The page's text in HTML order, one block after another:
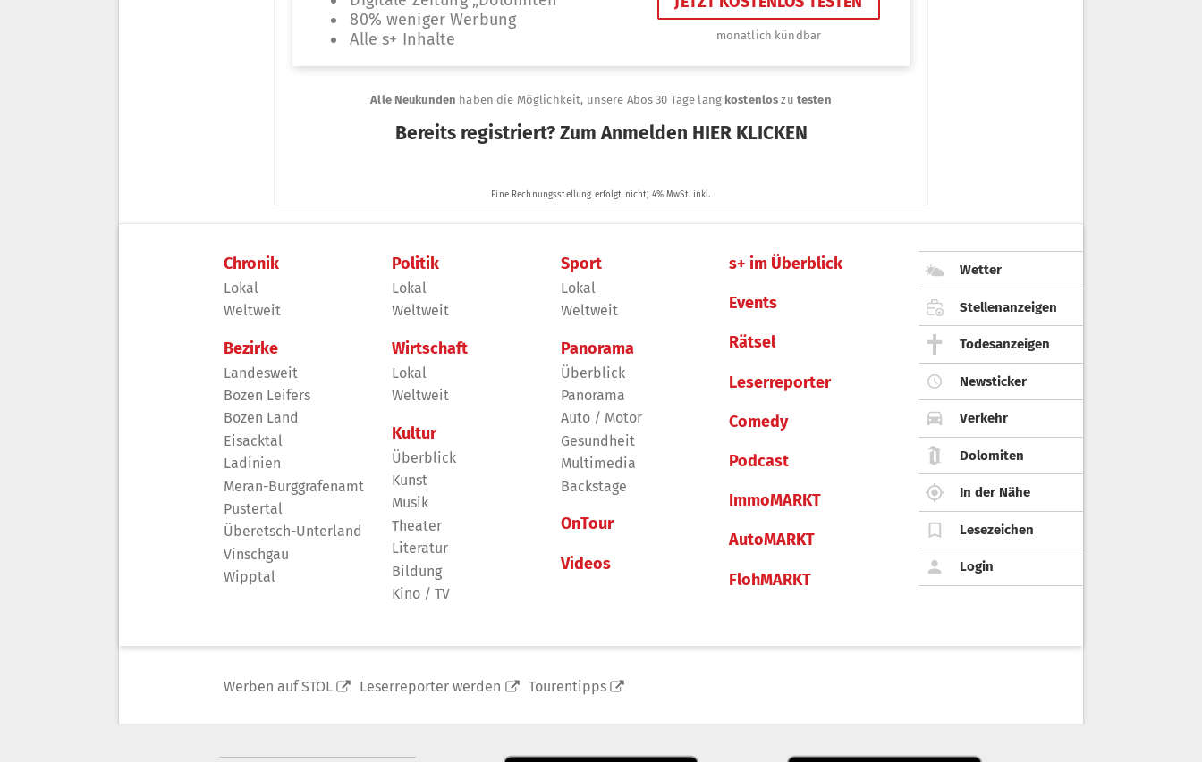
Chronik
Lokal
Weltweit
Bezirke
Landesweit
Bozen Leifers
Bozen Land
Eisacktal
Ladinien
Meran-Burggrafenamt
Pustertal
Überetsch-Unterland
Vinschgau
Wipptal
Politik
Lokal
Weltweit
Wirtschaft
Lokal
Weltweit
Kultur
Überblick
Kunst
Musik
Theater
Literatur
Bildung
Kino / TV
Sport
Lokal
Weltweit
Panorama
Überblick
Panorama
Auto / Motor
Gesundheit
Multimedia
Backstage
OnTour
Videos
s+ im Überblick
Events
Rätsel
Leserreporter
Comedy
Podcast
ImmoMARKT
AutoMARKT
FlohMARKT
Wetter
Stellenanzeigen
Todesanzeigen
Newsticker
Verkehr
Dolomiten
In der Nähe
Lesezeichen
Login
Werben auf STOL Leserreporter werden Tourentipps